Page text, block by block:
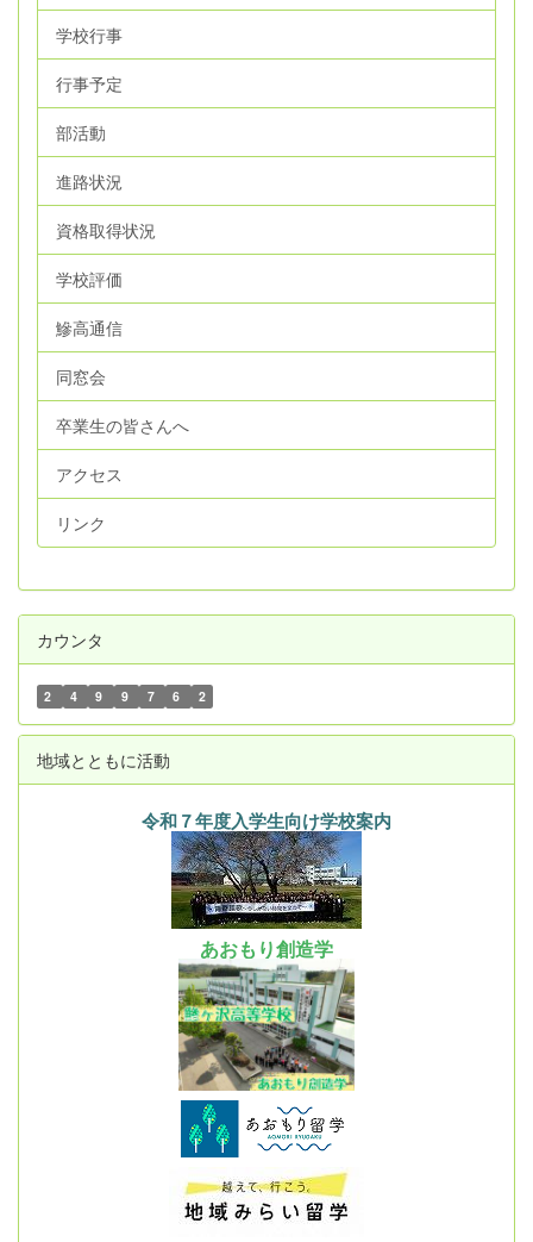
学校行事
行事予定
部活動
進路状況
資格取得状況
学校評価
鰺高通信
同窓会
卒業生の皆さんへ
アクセス
リンク
カウンタ
2 4 9 9 7 6 2
地域とともに活動
令和７年度入学生向け学校案内
あおもり創造学